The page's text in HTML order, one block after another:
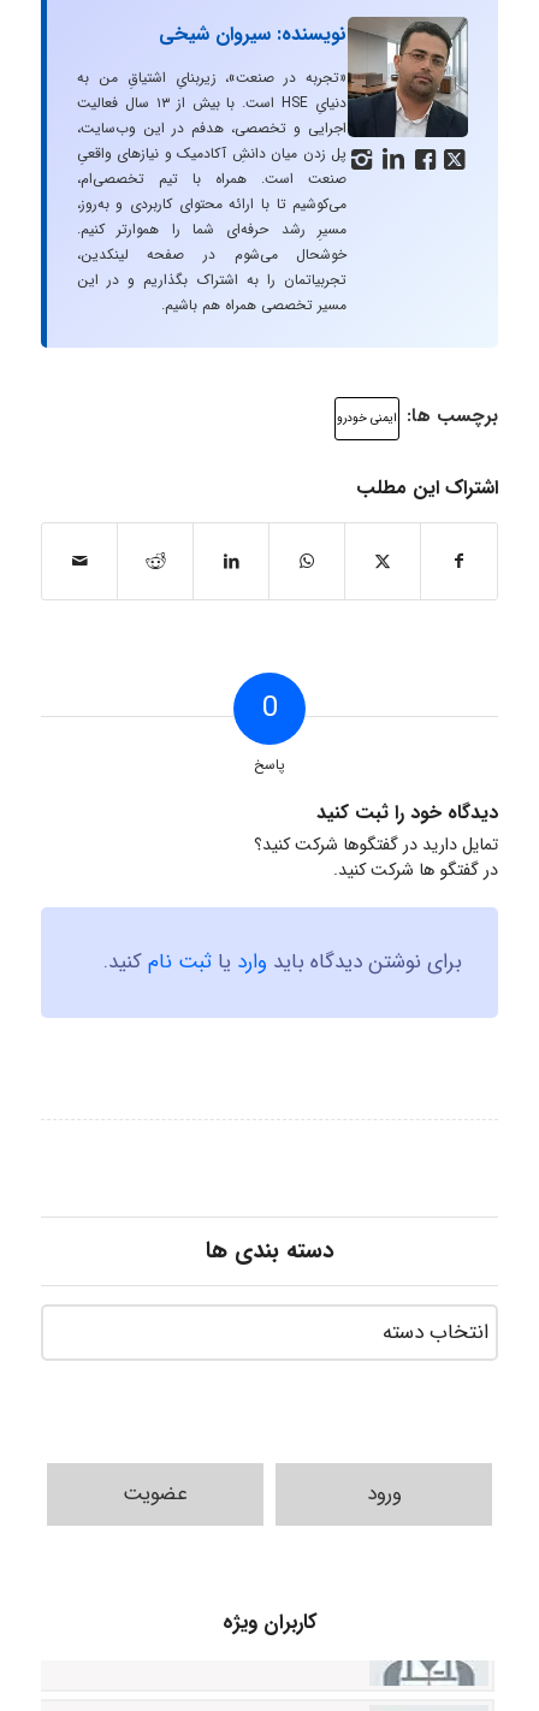
   
نویسنده: سیروان شیخی
«تجربه در صنعت»، زیربنایِ اشتیاقِ من به
دنیایِ HSE است. با بیش از ۱۳ سال فعالیت
اجرایی و تخصصی، هدفم در این وب‌سایت،
پل زدن میان دانشِ آکادمیک و نیازهای واقعیِ
صنعت است. همراه با تیم تخصصی‌ام،
می‌کوشیم تا با ارائه محتوای کاربردی و به‌روز،
مسیرِ رشد حرفه‌ای شما را هموارتر کنیم.
خوشحال می‌شوم در صفحه لینکدین،
تجربیاتمان را به اشتراک بگذاریم و در این
مسیر تخصصی همراه هم باشیم.
برچسب ها: ایمنی خودرو
اشتراک این مطلب
0
پاسخ
دیدگاه خود را ثبت کنید
تمایل دارید در گفتگوها شرکت کنید؟
در گفتگو ها شرکت کنید.
برای نوشتن دیدگاه باید وارد یا ثبت نامکنید.
دسته بندی ها
ورود عضویت
کاربران ویژه